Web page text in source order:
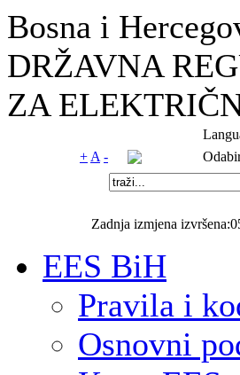
Bosna i
DRŽAVNA
ZA
+ A -
Zadnja izmjena
EES BiH
Pravila i
Osnovni